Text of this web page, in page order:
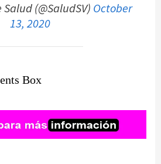
(@SaludSV) October
13, 2020
Box